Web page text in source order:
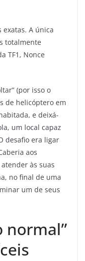
exatas. A única
totalmente
TF1, Nonce
(por isso o
de helicóptero em
e deixá-
um local capaz
desafio era ligar
aos
às suas
no final de uma
um de seus
normal”